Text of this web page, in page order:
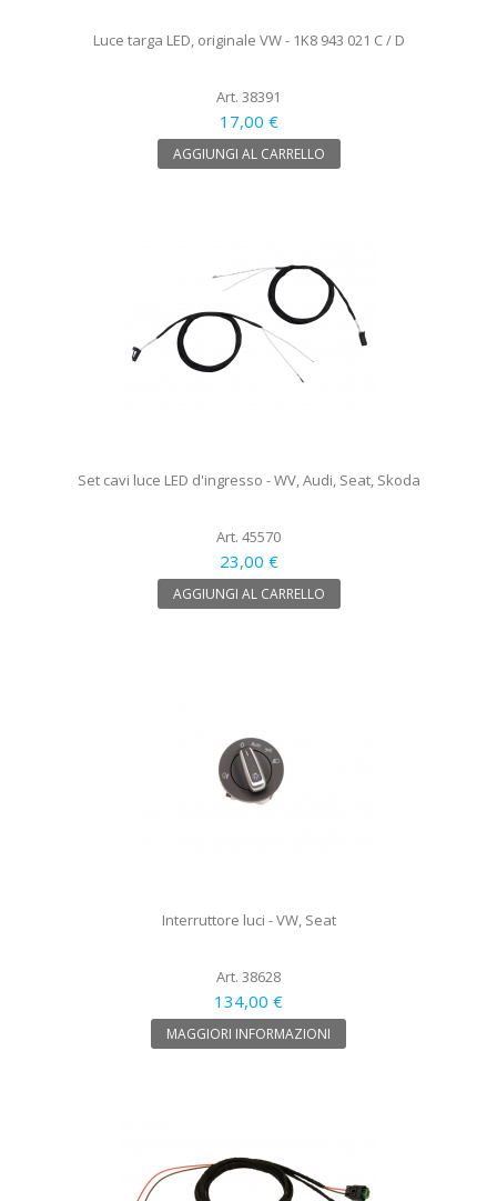
Luce targa LED, originale VW - 1K8 943 021 C / D
Art. 38391
17,00 €
AGGIUNGI AL CARRELLO
Set cavi luce LED d'ingresso - WV, Audi, Seat, Skoda
Art. 45570
23,00 €
AGGIUNGI AL CARRELLO
Interruttore luci - VW, Seat
Art. 38628
134,00 €
MAGGIORI INFORMAZIONI